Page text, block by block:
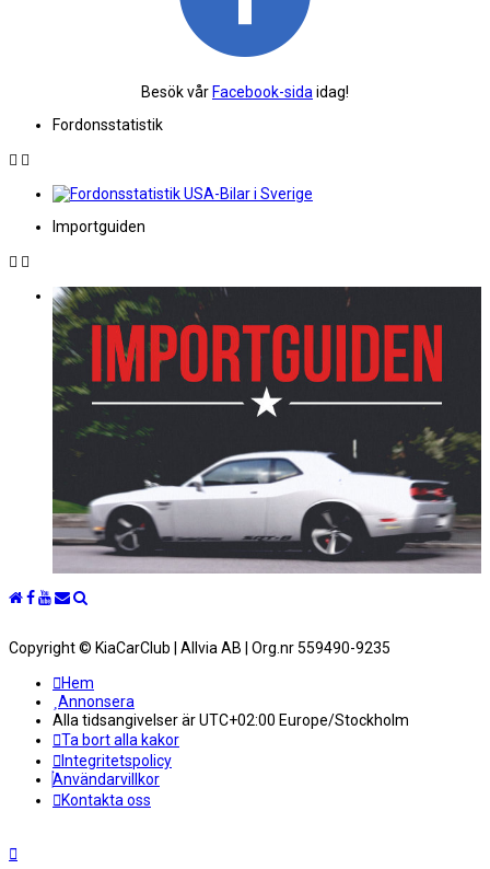
Besök vår Facebook-sidaidag!
Fordonsstatistik
Importguiden
Copyright © KiaCarClub | Allvia AB | Org.nr 559490-9235
Hem
Annonsera
Alla tidsangivelser är UTC+02:00 Europe/Stockholm
Ta bort alla kakor
Integritetspolicy
Användarvillkor
Kontakta oss